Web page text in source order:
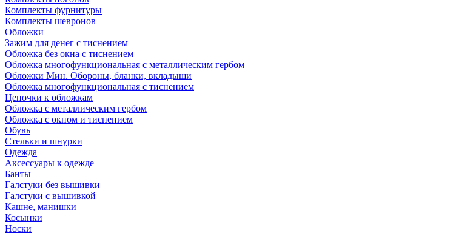
Комплекты фурнитуры
Комплекты шевронов
Обложки
Зажим для денег с тиснением
Обложка без окна с тиснением
Обложка многофункциональная с металлическим гербом
Обложки Мин. Обороны, бланки, вкладыши
Обложка многофункциональная с тиснением
Цепочки к обложкам
Обложка с металлическим гербом
Обложка с окном и тиснением
Обувь
Стельки и шнурки
Одежда
Аксессуары к одежде
Банты
Галстуки без вышивки
Галстуки с вышивкой
Кашне, манишки
Косынки
Носки